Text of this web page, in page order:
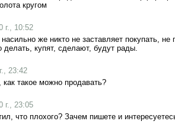
кругом
г., 10:52
же никто не заставляет покупать, не
делать, купят, сделают, будут рады.
23:42
такое можно продавать?
г., 23:05
что плохого? Зачем пишете и